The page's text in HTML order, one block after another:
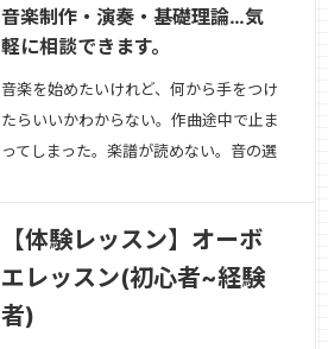
音楽制作・演奏・基礎理論…気
軽に相談できます。
音楽を始めたいけれど、何から手をつけ
たらいいかわからない。作曲途中で止ま
ってしまった。楽譜が読めない。音の選
下記のテーマからお選びいただけます・
作曲・アレンジの方向性相談・音楽理
論・楽譜の読み方・移調楽器の理解・演
奏や表現につい…
【体験レッスン】オーボ
エレッスン(初心者~経験
者)